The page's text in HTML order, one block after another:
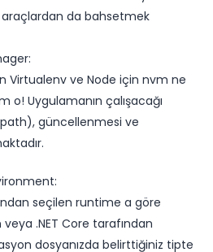
araçlardan da bahsetmek
Virtualenv ve Node için nvm​ ne
o! Uygulamanın çalışacağı
güncellenmesi ve
seçilen runtime a göre
veya .NET Core tarafından
dosyanızda belirttiğiniz tipte